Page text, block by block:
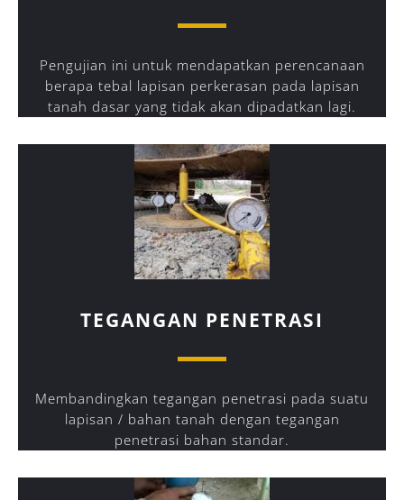
Pengujian ini untuk mendapatkan perencanaan
berapa tebal lapisan perkerasan pada lapisan
tanah dasar yang tidak akan dipadatkan lagi.
TEGANGAN PENETRASI
Membandingkan tegangan penetrasi pada suatu
lapisan / bahan tanah dengan tegangan
penetrasi bahan standar.